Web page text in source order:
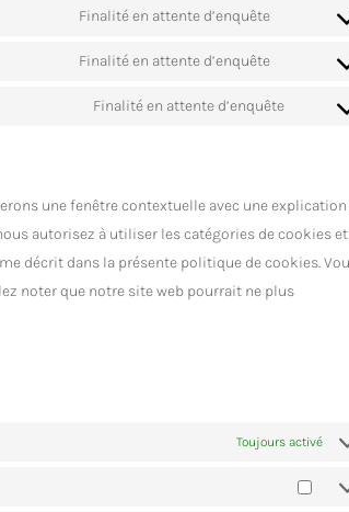
Finalité en attente d’enquête
Finalité en attente d’enquête
Finalité en attente d’enquête
une fenêtre contextuelle avec une
autorisez à utiliser les catégories de cookies et
décrit dans la présente politique de cookies.
noter que notre site web pourrait ne plus
Toujours activé